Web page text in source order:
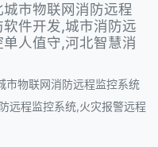
市物联网消防远程
件开发,城市消防远
人值守,河北智慧消
市物联网消防远程监控系统
远程监控系统,火灾报警远程